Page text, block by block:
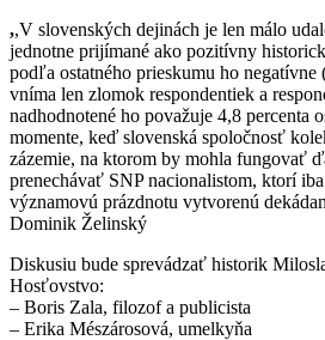
,,V slovenských dejinách je len málo
jednotne prijímané ako pozitívny
podľa ostatného prieskumu ho negatívne
vníma len zlomok respondentiek a
nadhodnotené ho považuje 4,8 percenta
momente, keď slovenská spoločnosť
zázemie, na ktorom by mohla fungovať
prenechávať SNP nacionalistom, ktorí
významovú prázdnotu vytvorenú
Dominik Želinský
Diskusiu bude sprevádzať historik
Hosťovstvo:
– Boris Zala, filozof a publicista
– Erika Mészárosová, umelkyňa